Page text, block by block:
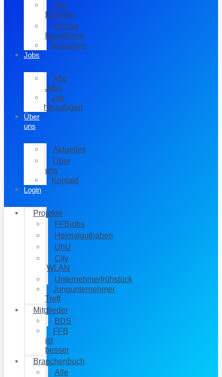
Alle
Einträge
Eintrag
hinzufügen
Branchen
Jobs
Alle
Jobs
Job
hinzufügen
Über
uns
Aktuelles
Über
uns
Kontakt
Login
Projekte
FFBjobs
Heimatguthaben
UhU
City
WLAN
Unternehmerfrühstück
Jungunternehmer
Treff
Mitglieder
BDS
FFB
ist
besser
Branchenbuch
Alle